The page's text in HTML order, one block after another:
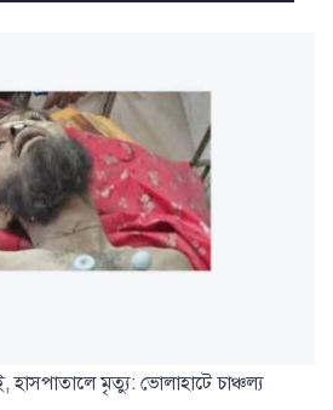
মৃত্যু: ভোলাহাটে চাঞ্চল্য